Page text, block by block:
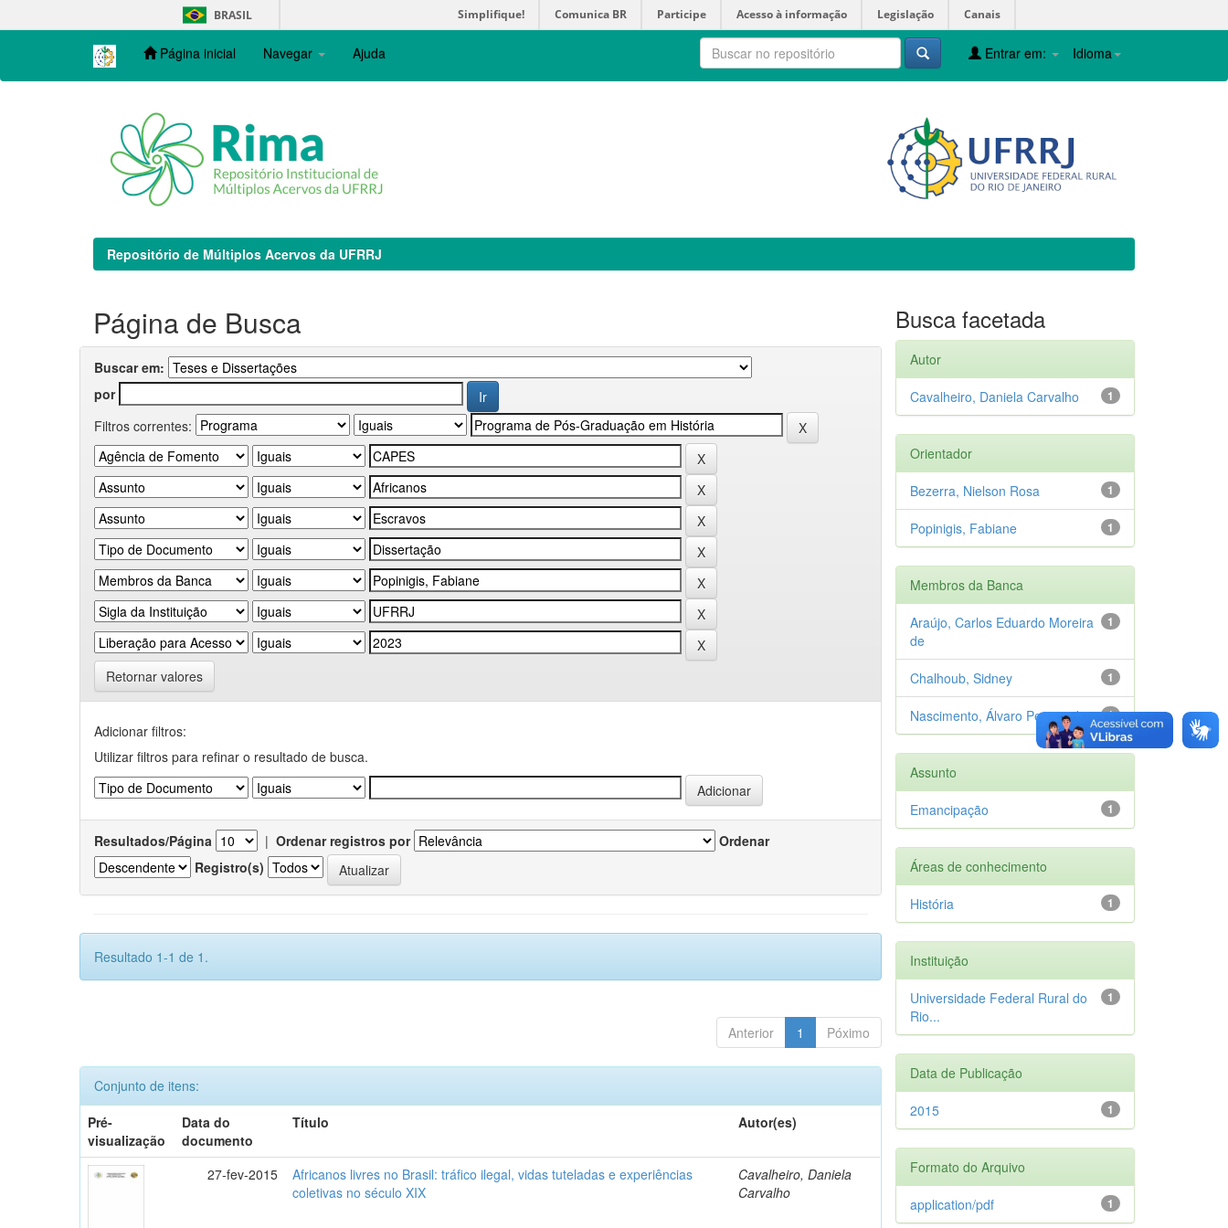
navigation
BRASIL Simplifique! Comunica BR Participe Acesso à informação Legislação Canais
Página inicial Navegar Ajuda Idioma
Entrar em:
Repositório de Múltiplos Acervos da UFRRJ
Página de Busca
Buscar em:
por
Filtros correntes:
Retornar valores
Adicionar filtros:
Utilizar filtros para refinar o resultado de busca.
Resultados/Página | Ordenar registros por
Ordenar
Registro(s)
Resultado 1-1 de 1.
Anterior 1 Póximo
Conjunto de itens:
Pré-
visualização
Data do
documento
Título Autor(es)
27-fev-2015
Africanos livres no Brasil: tráfico ilegal, vidas tuteladas e experiências
coletivas no século XIX
Cavalheiro, Daniela
Carvalho
Busca facetada
Autor
1
Cavalheiro, Daniela Carvalho
Orientador
1
Bezerra, Nielson Rosa
1
Popinigis, Fabiane
Membros da Banca
1
Araújo, Carlos Eduardo Moreira
de
1
Chalhoub, Sidney
1
Nascimento, Álvaro Pereira do
Assunto
1
Emancipação
Áreas de conhecimento
1
História
Instituição
1
Universidade Federal Rural do
Rio...
Data de Publicação
1
2015
Formato do Arquivo
1
application/pdf